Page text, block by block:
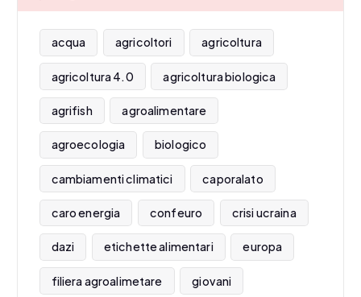
acqua agricoltori agricoltura
agricoltura 4.0 agricoltura biologica
agrifish agroalimentare
agroecologia biologico
cambiamenti climatici caporalato
caro energia confeuro crisi ucraina
dazi etichette alimentari europa
filiera agroalimetare giovani